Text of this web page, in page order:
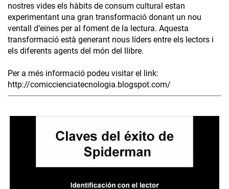
nostres vides els hàbits de consum cultural estan
experimentant una gran transformació donant un nou
ventall d’eines per al foment de la lectura. Aquesta
transformació està generant nous líders entre els lectors i
els diferents agents del món del llibre.
Per a més informació podeu visitar el link:
http://comiccienciatecnologia.blogspot.com/